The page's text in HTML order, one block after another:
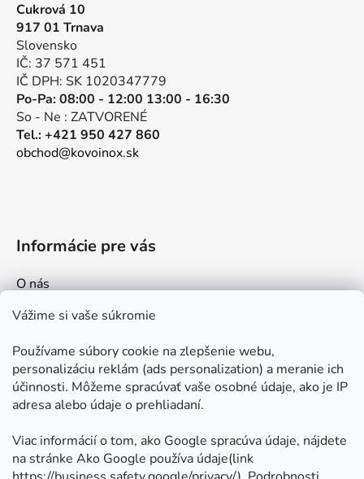
Vážime si vaše súkromie
Používame súbory cookie na zlepšenie webu,
personalizáciu reklám (ads personalization) a meranie ich
účinnosti. Môžeme spracúvať vaše osobné údaje, ako je IP
adresa alebo údaje o prehliadaní.
Viac informácií o tom, ako Google spracúva údaje, nájdete
na stránke Ako Google používa údaje(link
Cukrová 10
917 01 Trnava
Slovensko
IČ: 37 571 451
IČ DPH: SK 1020347779
Po-Pa: 08:00 - 12:00 13:00 - 16:30
So - Ne : ZATVORENÉ
Tel.: +421 950 427 860
obchod@kovoinox.sk
Informácie pre vás
O nás
Kontakt
Ako nakupovať
Obchodné podmienky
Ochrana osobných údajov
Odstúpenie od zmluvy